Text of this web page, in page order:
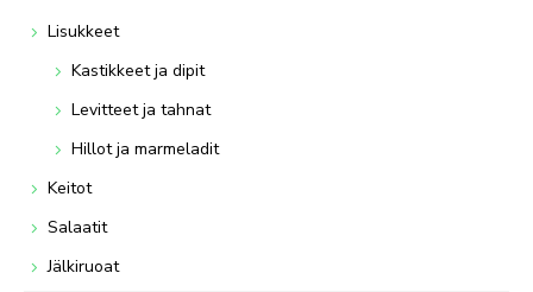
Lisukkeet
Kastikkeet ja dipit
Levitteet ja tahnat
Hillot ja marmeladit
Keitot
Salaatit
Jälkiruoat